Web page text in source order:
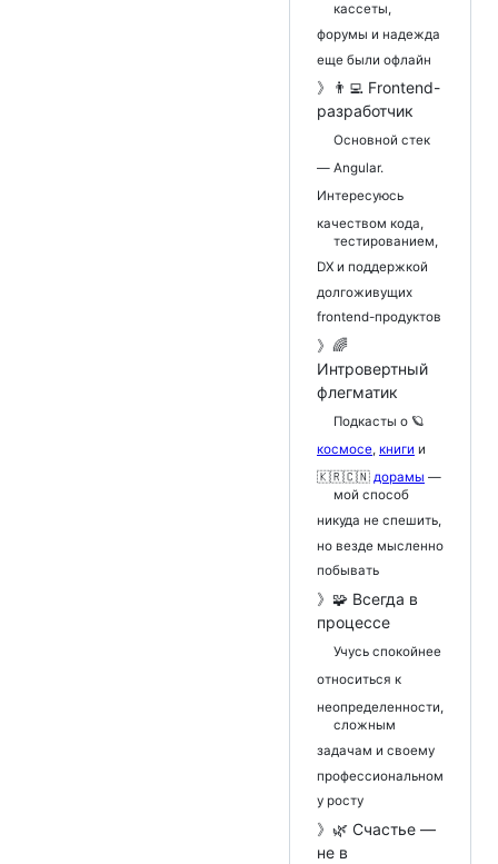
кассеты,
форумы и надежда
еще были офлайн
》👨‍💻 Frontend-
разработчик
Основной стек
— Angular.
Интересуюсь
качеством кода,
тестированием,
DX и поддержкой
долгоживущих
frontend-продуктов
》🌈
Интровертный
флегматик
Подкасты о 🪐
космосе, книги и
🇰🇷🇨🇳 дорамы —
мой способ
никуда не спешить,
но везде мысленно
побывать
》🧩 Всегда в
процессе
Учусь спокойнее
относиться к
неопределенности,
сложным
задачам и своему
профессиональном
у росту
》🌿 Счастье —
не в